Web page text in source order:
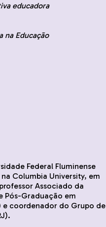
educadora
na Educação
Federal Fluminense
Columbia University, em
Associado da
Pós-Graduação em
e coordenador do Grupo de